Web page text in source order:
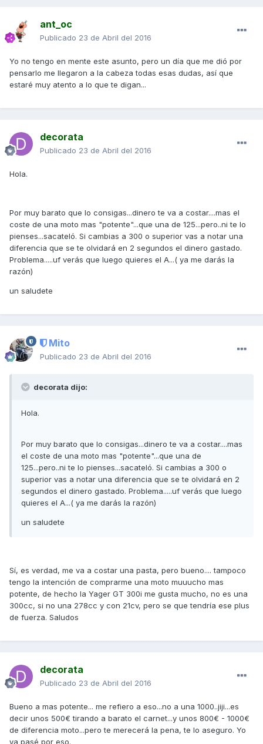
ant_oc
Publicado 23 de Abril del 2016
Yo no tengo en mente este asunto, pero un día que me dió por
pensarlo me llegaron a la cabeza todas esas dudas, así que
estaré muy atento a lo que te digan...
decorata
Publicado 23 de Abril del 2016
Hola.
Por muy barato que lo consigas...dinero te va a costar....mas el
coste de una moto mas "potente"...que una de 125...pero..ni te lo
pienses...sacateló. Si cambias a 300 o superior vas a notar una
diferencia que se te olvidará en 2 segundos el dinero gastado.
Problema.....uf verás que luego quieres el A...( ya me darás la
razón)
un saludete
Mito
Publicado 23 de Abril del 2016
decorata dijo:
Hola.
Por muy barato que lo consigas...dinero te va a costar....mas
el coste de una moto mas "potente"...que una de
125...pero..ni te lo pienses...sacateló. Si cambias a 300 o
superior vas a notar una diferencia que se te olvidará en 2
segundos el dinero gastado. Problema.....uf verás que luego
quieres el A...( ya me darás la razón)
un saludete
Sí, es verdad, me va a costar una pasta, pero bueno.... tampoco
tengo la intención de comprarme una moto muuucho mas
potente, de hecho la Yager GT 300i me gusta mucho, no es una
300cc, si no una 278cc y con 21cv, pero se que tendría ese plus
de fuerza. Saludos
decorata
Publicado 23 de Abril del 2016
Bueno a mas potente... me refiero a eso...no a una 1000..jiji...es
decir unos 500€ tirando a barato el carnet...y unos 800€ - 1000€
de diferencia moto...pero te merecerá la pena, te lo aseguro. Yo
ya pasé por eso.